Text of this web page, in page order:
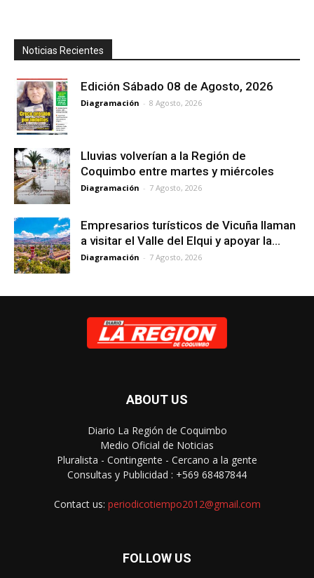
Noticias Recientes
Edición Sábado 08 de Agosto, 2026
Diagramación - 8 Agosto, 2026
Lluvias volverían a la Región de
Coquimbo entre martes y miércoles
Diagramación - 7 Agosto, 2026
Empresarios turísticos de Vicuña llaman
a visitar el Valle del Elqui y apoyar la...
Diagramación - 7 Agosto, 2026
ABOUT US
Diario La Región de Coquimbo
Medio Oficial de Noticias
Pluralista - Contingente - Cercano a la gente
Consultas y Publicidad : +569 68487844
Contact us: periodicotiempo2012@gmail.com
FOLLOW US